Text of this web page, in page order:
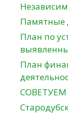
Памятные
План по
План